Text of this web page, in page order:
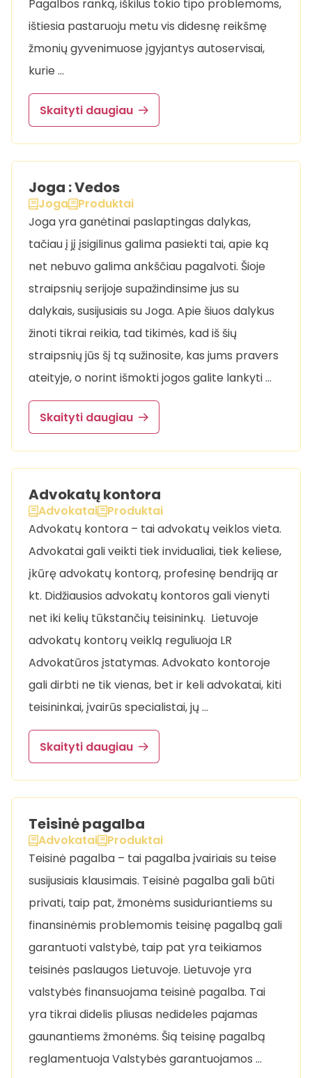
Pagalbos ranką, iškilus tokio tipo problemoms,
ištiesia pastaruoju metu vis didesnę reikšmę
žmonių gyvenimuose įgyjantys autoservisai,
kurie …
Skaityti daugiau
Joga : Vedos
Joga
Produktai
Joga yra ganėtinai paslaptingas dalykas,
tačiau į jį įsigilinus galima pasiekti tai, apie ką
net nebuvo galima ankščiau pagalvoti. Šioje
straipsnių serijoje supažindinsime jus su
dalykais, susijusiais su Joga. Apie šiuos dalykus
žinoti tikrai reikia, tad tikimės, kad iš šių
straipsnių jūs šį tą sužinosite, kas jums pravers
ateityje, o norint išmokti jogos galite lankyti …
Skaityti daugiau
Advokatų kontora
Advokatai
Produktai
Advokatų kontora – tai advokatų veiklos vieta.
Advokatai gali veikti tiek invidualiai, tiek keliese,
įkūrę advokatų kontorą, profesinę bendriją ar
kt. Didžiausios advokatų kontoros gali vienyti
net iki kelių tūkstančių teisininkų. Lietuvoje
advokatų kontorų veiklą reguliuoja LR
Advokatūros įstatymas. Advokato kontoroje
gali dirbti ne tik vienas, bet ir keli advokatai, kiti
teisininkai, įvairūs specialistai, jų …
Skaityti daugiau
Teisinė pagalba
Advokatai
Produktai
Teisinė pagalba – tai pagalba įvairiais su teise
susijusiais klausimais. Teisinė pagalba gali būti
privati, taip pat, žmonėms susiduriantiems su
finansinėmis problemomis teisinę pagalbą gali
garantuoti valstybė, taip pat yra teikiamos
teisinės paslaugos Lietuvoje. Lietuvoje yra
valstybės finansuojama teisinė pagalba. Tai
yra tikrai didelis pliusas nedideles pajamas
gaunantiems žmonėms. Šią teisinę pagalbą
reglamentuoja Valstybės garantuojamos …